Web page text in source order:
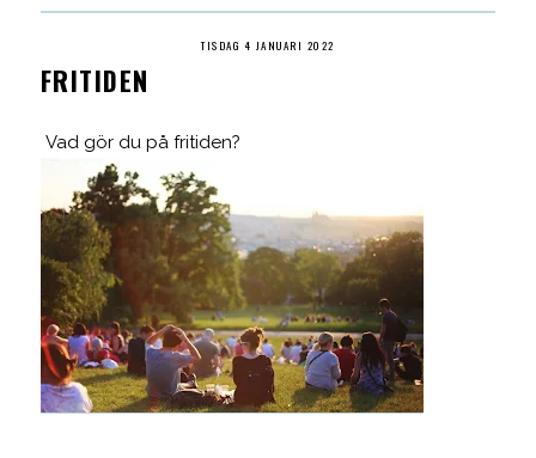
TISDAG 4 JANUARI 2022
FRITIDEN
Vad gör du på fritiden?